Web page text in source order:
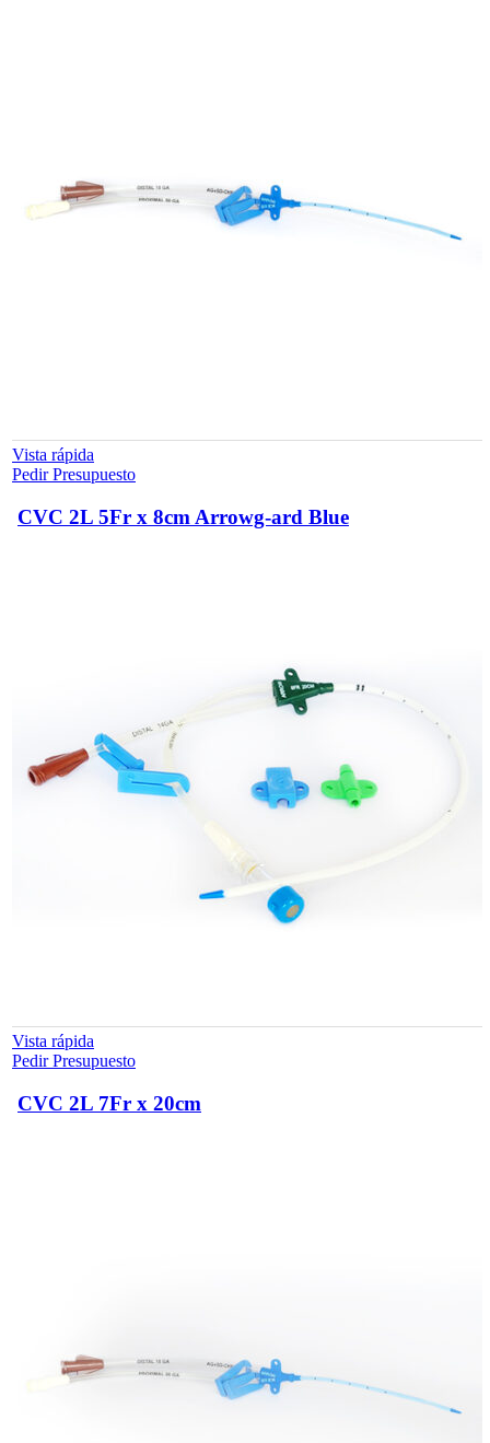
Vista rápida
Pedir Presupuesto
CVC 2L 5Fr x 8cm Arrowg-ard Blue
Vista rápida
Pedir Presupuesto
CVC 2L 7Fr x 20cm